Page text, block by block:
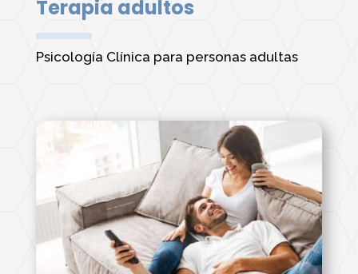
Terapia adultos
Psicología Clínica para personas adultas